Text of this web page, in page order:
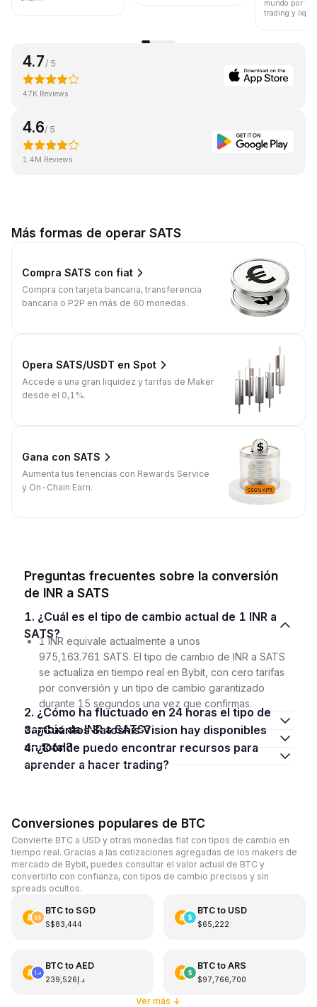
mundo por
trading y
4.7 / 5
47K Reviews
4.6/ 5
1.4M Reviews
Más formas de operar SATS
Compra SATS con fiat
Compra con tarjeta bancaria, transferencia
bancaria o P2P en más de 60 monedas.
Opera SATS/USDT en Spot
Accede a una gran liquidez y tarifas de Maker
desde el 0,1%.
Gana con SATS
Aumenta tus tenencias con Rewards Service
y On-Chain Earn.
Preguntas frecuentes sobre la conversión
de INR a SATS
1. ¿Cuál es el tipo de cambio actual de 1 INR a
SATS?
1 INR equivale actualmente a unos
975,163.761 SATS. El tipo de cambio de INR a SATS
se actualiza en tiempo real en Bybit, con cero tarifas
por conversión y un tipo de cambio garantizado
durante 15 segundos una vez que confirmas.
2. ¿Cómo ha fluctuado en 24 horas el tipo de
cambio de INR a SATS?
3. ¿Cuántos Satoshis Vision hay disponibles
en total?
4. ¿Dónde puedo encontrar recursos para
aprender a hacer trading?
Conversiones populares de BTC
Convierte BTC a USD y otras monedas fiat con tipos de cambio en
tiempo real. Gracias a las cotizaciones agregadas de los makers de
mercado de Bybit, puedes consultar el valor actual de BTC y
convertirlo con confianza, con tipos de cambio precisos y sin
spreads ocultos.
BTCto SGD
S$83,444
BTCto USD
$65,222
BTCto AED
د.إ239,526
BTCto ARS
$97,766,700
Ver más ↓